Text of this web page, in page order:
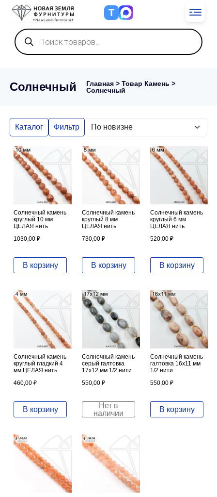
Т
Поиск
товаров
Главная > Товар Камень >
Солнечный
Солнечный
Каталог Фильтр
Солнечный камень
круглый 10 мм
ЦЕЛАЯ нить
1030,00 ₽
В корзину
Солнечный камень
круглый 8 мм
ЦЕЛАЯ нить
730,00 ₽
В корзину
Солнечный камень
круглый 6 мм
ЦЕЛАЯ нить
520,00 ₽
В корзину
Солнечный камень
круглый гладкий 4
мм ЦЕЛАЯ нить
460,00 ₽
В корзину
Солнечный камень
серый галтовка
17х12 мм 1/2 нити
550,00 ₽
Нет в
наличии
Солнечный камень
галтовка 16х11 мм
1/2 нити
550,00 ₽
В корзину